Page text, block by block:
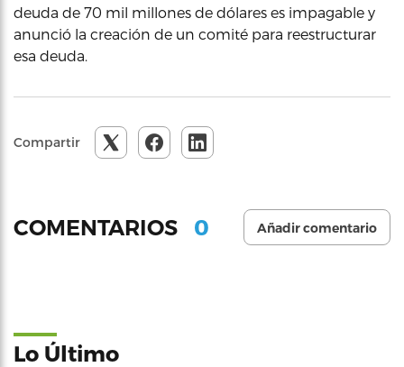
deuda de 70 mil millones de dólares es impagable y
anunció la creación de un comité para reestructurar
esa deuda.
Compartir
COMENTARIOS 0 Añadir comentario
Lo Último